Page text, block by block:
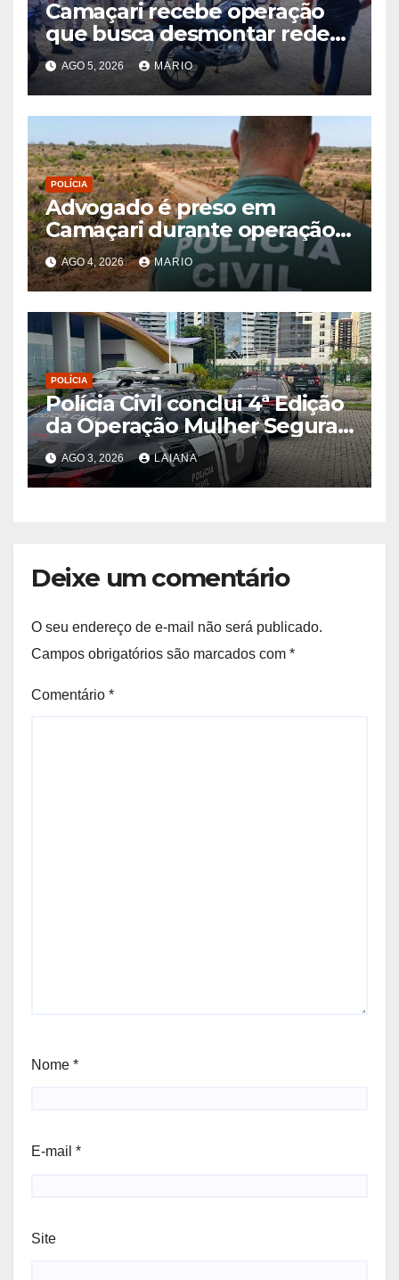
Camaçari recebe operação
que busca desmontar rede
de receptação de veículos
roubados e clonados
AGO 5, 2026 MARIO
POLÍCIA
Advogado é preso em
Camaçari durante operação
contra fraudes envolvendo
imóveis
AGO 4, 2026 MARIO
POLÍCIA
Polícia Civil conclui 4ª Edição
da Operação Mulher Segura
2026 com 133 prisões e 1.815
diligências na Bahia
AGO 3, 2026 LAIANA
Deixe um comentário
O seu endereço de e-mail não será publicado.
Campos obrigatórios são marcados com *
Comentário *
Nome *
E-mail *
Site